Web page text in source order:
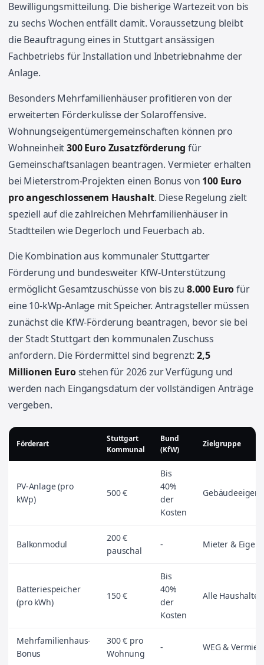
Bewilligungsmitteilung. Die bisherige Wartezeit von bis
zu sechs Wochen entfällt damit. Voraussetzung bleibt
die Beauftragung eines in Stuttgart ansässigen
Fachbetriebs für Installation und Inbetriebnahme der
Anlage.
Besonders Mehrfamilienhäuser profitieren von der
erweiterten Förderkulisse der Solaroffensive.
Wohnungseigentümergemeinschaften können pro
Wohneinheit300 Euro Zusatzförderung für
Gemeinschaftsanlagen beantragen. Vermieter erhalten
bei Mieterstrom-Projekten einen Bonus von 100 Euro
pro angeschlossenem Haushalt. Diese Regelung zielt
speziell auf die zahlreichen Mehrfamilienhäuser in
Stadtteilen wie Degerloch und Feuerbach ab.
Die Kombination aus kommunaler Stuttgarter
Förderung und bundesweiter KfW-Unterstützung
ermöglicht Gesamtzuschüsse von bis zu 8.000 Eurofür
eine 10-kWp-Anlage mit Speicher. Antragsteller müssen
zunächst die KfW-Förderung beantragen, bevor sie bei
der Stadt Stuttgart den kommunalen Zuschuss
anfordern. Die Fördermittel sind begrenzt:2,5
Millionen Eurostehen für 2026 zur Verfügung und
werden nach Eingangsdatum der vollständigen Anträge
vergeben.
Förderart
Stuttgart
Kommunal
Bund
(KfW)
Zielgruppe
PV-Anlage (pro
kWp)
500 €
Bis
40%
der
Kosten
Balkonmodul
200 €
pauschal
- Mieter &
Batteriespeicher
(pro kWh)
150 €
Bis
40%
der
Kosten
Alle Haushalte
Mehrfamilienhaus-
Bonus
300 € pro
Wohnung
- WEG &